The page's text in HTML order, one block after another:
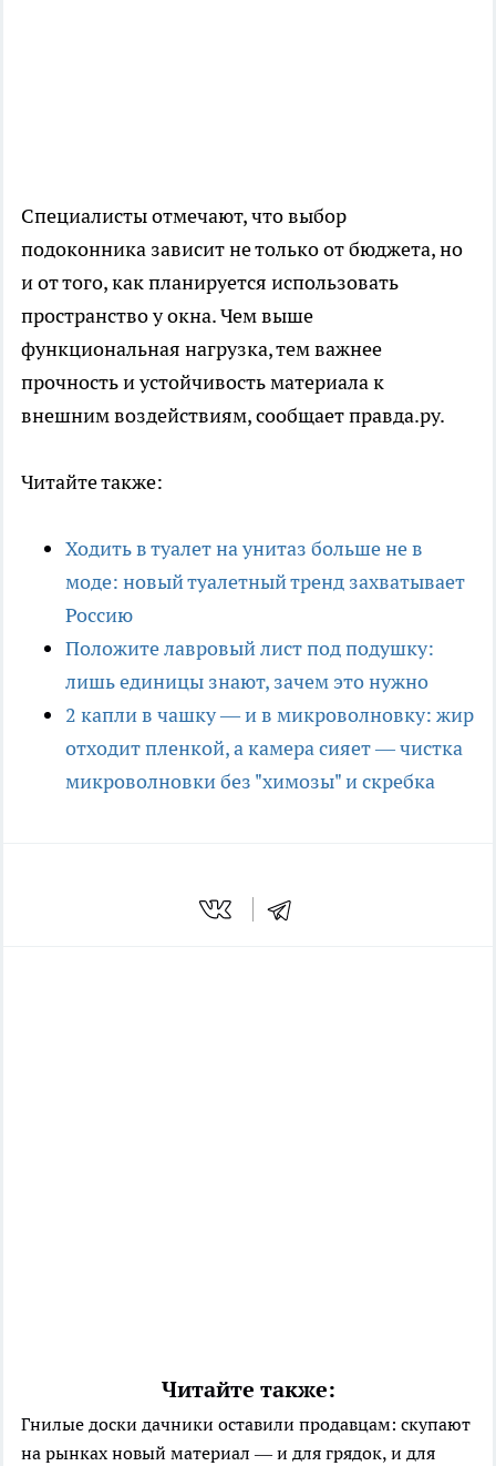
Специалисты отмечают, что выбор
подоконника зависит не только от бюджета, но
и от того, как планируется использовать
пространство у окна. Чем выше
функциональная нагрузка, тем важнее
прочность и устойчивость материала к
внешним воздействиям, сообщает правда.ру.
Читайте также:
Ходить в туалет на унитаз больше не в
моде: новый туалетный тренд захватывает
Россию
Положите лавровый лист под подушку:
лишь единицы знают, зачем это нужно
2 капли в чашку — и в микроволновку: жир
отходит пленкой, а камера сияет — чистка
микроволновки без "химозы" и скребка
Читайте также:
Гнилые доски дачники оставили продавцам: скупают
на рынках новый материал — и для грядок, и для